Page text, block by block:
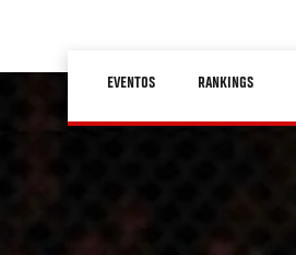
navigation
EVENTOS RANKINGS